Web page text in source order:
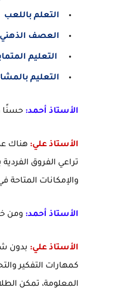
التعلم باللعب
العصف الذهني
التعليم
التعليم
الأستاذ أحمد: حسنًا
الأستاذ علي: هناك
تراعي الفروق
والإمكانات المتاحة
الأستاذ أحمد: ومن
الأستاذ علي: بدون
كمهارات التفكير
المعلومة، تمكن